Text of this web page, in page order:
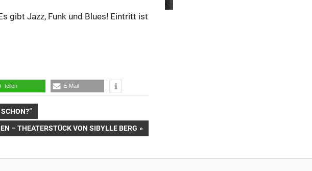
gibt Jazz, Funk und Blues! Eintritt ist
teilen E-Mail
– THEATERSTÜCK VON SIBYLLE BERG